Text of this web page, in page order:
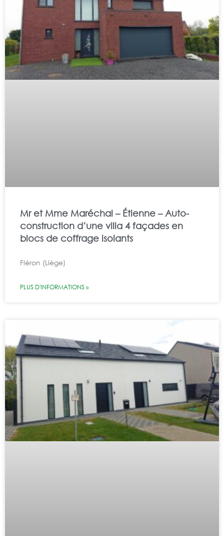
Mr et Mme Maréchal – Étienne – Auto-
construction d’une villa 4 façades en
blocs de coffrage isolants
Fléron (Liège)
PLUS D'INFORMATIONS »